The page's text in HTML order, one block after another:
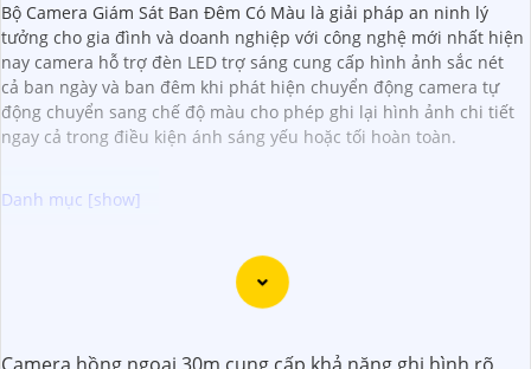
Bộ Camera Giám Sát Ban Đêm Có Màu là giải pháp an ninh lý
tưởng cho gia đình và doanh nghiệp với công nghệ mới nhất hiện
nay camera hỗ trợ đèn LED trợ sáng cung cấp hình ảnh sắc nét
cả ban ngày và ban đêm khi phát hiện chuyển động camera tự
động chuyển sang chế độ màu cho phép ghi lại hình ảnh chi tiết
ngay cả trong điều kiện ánh sáng yếu hoặc tối hoàn toàn.
Dưới đây là một số lời khuyên để chọn bộ camera chất
lượng với hình ảnh sắc nét: